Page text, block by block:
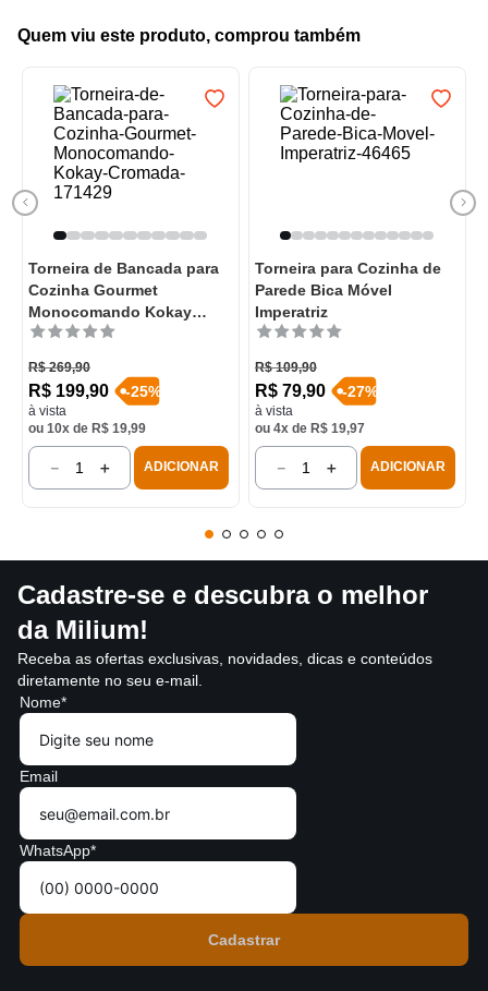
Quem viu este produto, comprou também
Torneira de Bancada para
Cozinha Gourmet
Monocomando Kokay
Cromada
R$ 269,90
R$ 199,90
à vista
-25%
ou 10x de R$ 19,99
＋
－ ADICIONAR
Torneira para Cozinha de
Parede Bica Móvel
Imperatriz
R$ 109,90
R$ 79,90
à vista
-27%
ou 4x de R$ 19,97
＋
－ ADICIONAR
Cadastre-se e descubra o melhor
da Milium!
Receba as ofertas exclusivas, novidades, dicas e conteúdos
diretamente no seu e-mail.
Nome*
Email
WhatsApp*